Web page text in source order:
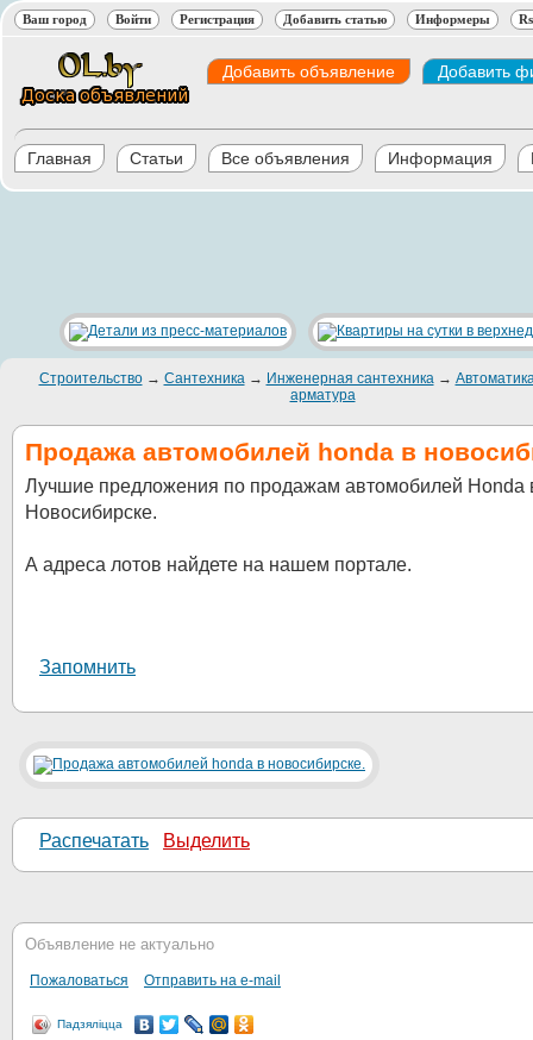
Ваш город Войти Регистрация Добавить статью Информеры
Добавить объявление Добавить
Главная Статьи Все объявления Информация
Строительство→ Сантехника→ Инженерная сантехника→
арматура
Продажа автомобилей honda в
Лучшие предложения по продажам автомобилей Honda
Новосибирске.
А адреса лотов найдете на нашем портале.
Запомнить
Распечатать Выделить
Объявление не актуально
Пожаловаться Отправить на e-mail
Падзяліцца